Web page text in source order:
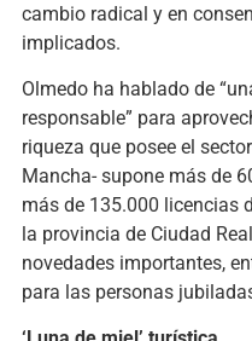
cambio radical y en
implicados.
Olmedo ha hablado de
responsable” para
riqueza que posee el
Mancha- supone más de
más de 135.000 licencias
la provincia de Ciudad
novedades importantes,
para las personas